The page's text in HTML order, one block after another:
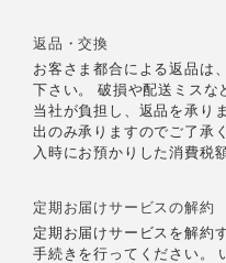
返品・交換
お客さま都合による返品は
下さい。 破損や配送ミスな
当社が負担し、返品を承り
出のみ承りますのでご了承
入時にお預かりした消費税
定期お届けサービスの解約
定期お届けサービスを解約
手続きを行ってください。